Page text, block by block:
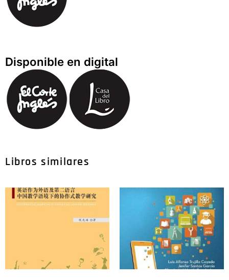
Disponible en digital
Libros similares